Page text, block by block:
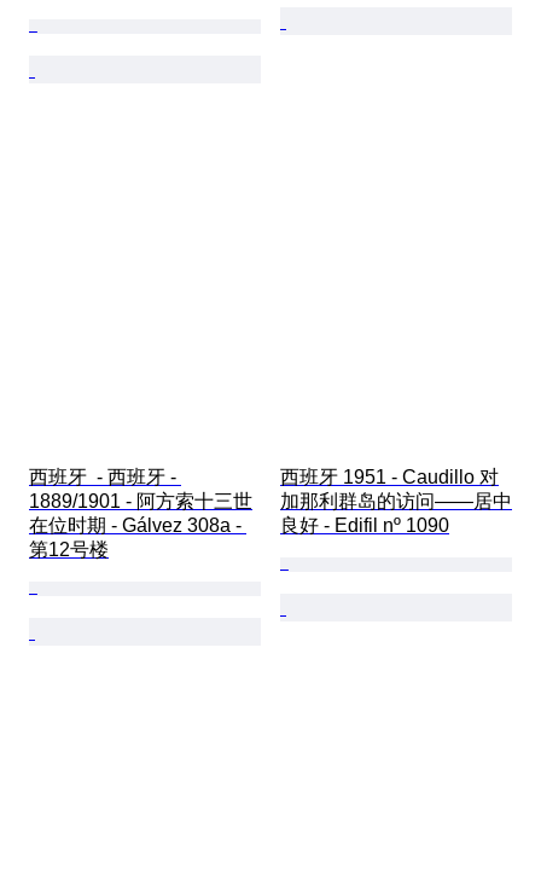
西班牙  - 西班牙 -
1889/1901 - 阿方索十三世
在位时期 - Gálvez 308a -
第12号楼
西班牙 1951 - Caudillo 对
加那利群岛的访问——居中
良好 - Edifil nº 1090